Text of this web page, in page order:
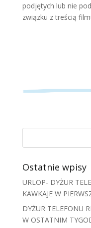
podjętych lub nie
związku z treścią
Ostatnie wpisy
URLOP- DYŻUR
KAWKAJE W
DYŻUR TELEFONU
W OSTATNIM